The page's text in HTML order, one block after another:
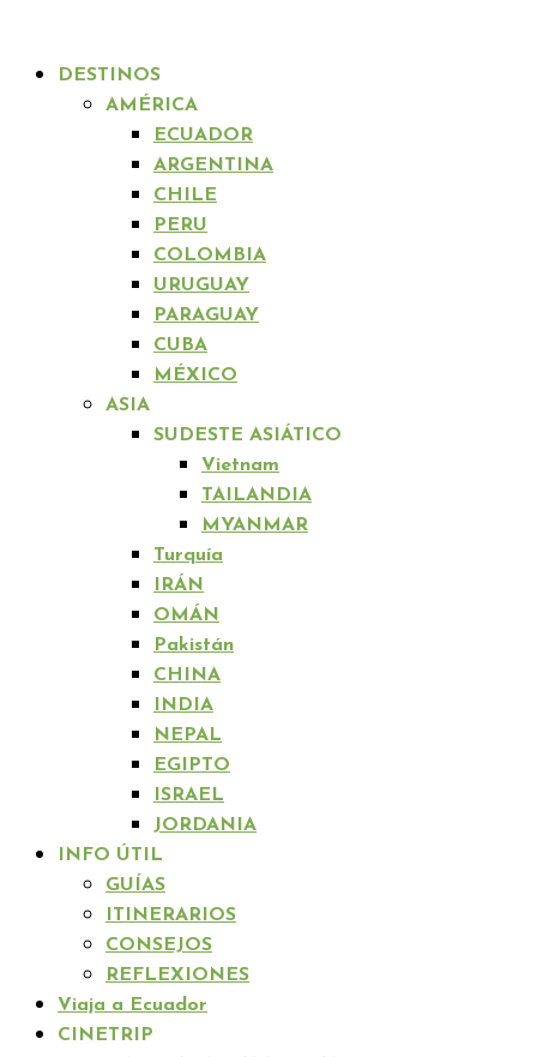
DESTINOS
AMÉRICA
ECUADOR
ARGENTINA
CHILE
PERU
COLOMBIA
URUGUAY
PARAGUAY
CUBA
MÉXICO
ASIA
SUDESTE ASIÁTICO
Vietnam
TAILANDIA
MYANMAR
Turquía
IRÁN
OMÁN
Pakistán
CHINA
INDIA
NEPAL
EGIPTO
ISRAEL
JORDANIA
INFO ÚTIL
GUÍAS
ITINERARIOS
CONSEJOS
REFLEXIONES
Viaja a Ecuador
CINETRIP